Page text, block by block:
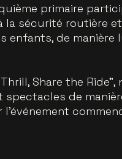
primaire
la sécurité routière
enfants, de manière
Share the
de